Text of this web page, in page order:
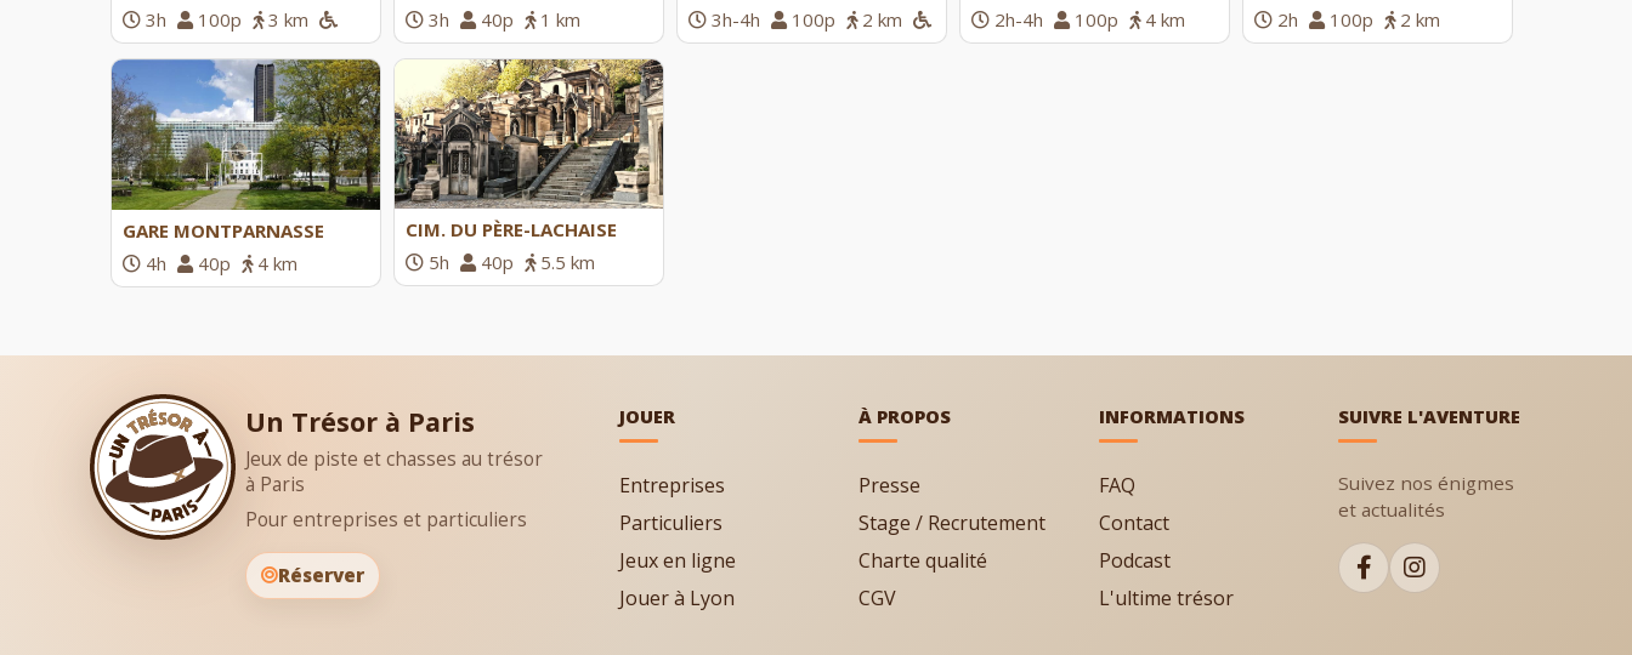
3h
100p 3 km
3h
40p 1 km
3h-4h
100p 2 km
2h-4h
100p 4 km
2h
100p 2 km
GARE MONTPARNASSE
4h
40p 4 km
CIM. DU PÈRE-LACHAISE
5h
40p 5.5 km
Un Trésor à Paris
Jeux de piste et chasses au trésor
à Paris
Pour entreprises et particuliers
Réserver
JOUER
Entreprises
Particuliers
Jeux en ligne
Jouer à Lyon
À PROPOS
Presse
Stage / Recrutement
Charte qualité
CGV
INFORMATIONS
FAQ
Contact
Podcast
L'ultime trésor
SUIVRE L'AVENTURE
Suivez nos énigmes
et actualités